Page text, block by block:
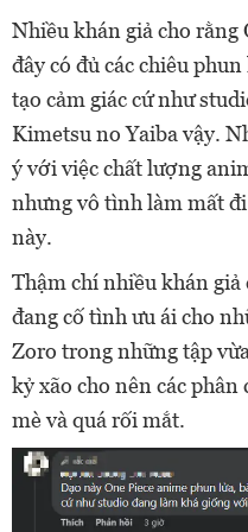
Nhiều khán giả cho rằng
đây có đủ các chiêu
tạo cảm giác cứ như
Kimetsu no Yaiba vậy.
ý với việc chất lượng
nhưng vô tình làm mất
này.
Thậm chí nhiều khán
đang cố tình ưu ái cho
Zoro trong những tập
kỷ xão cho nên các phân
mè và quá rối mắt.